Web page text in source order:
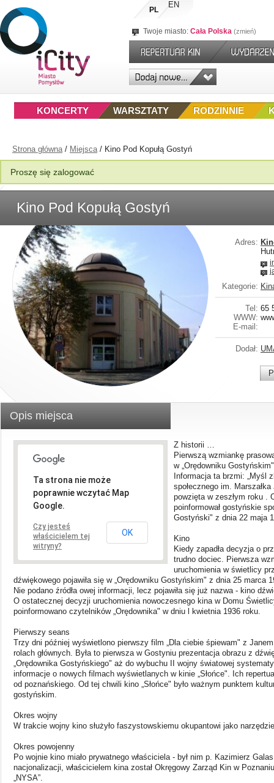
PL
EN
Twoje miasto: Cała Polska zmień
RODZINNIE
WARSZTATY
KONCERTY
Strona główna/ Miejsca/ Kino Pod Kopułą Gostyń
Proszę się zalogować
Kino Pod Kopułą Gostyń
Adres:
Kategorie:
Tel: 65
WWW:
E-mail:
Dodał:
Opis miejsca
Ta strona nie może
poprawnie wczytać Map
Google.
Czy jesteś
właścicielem tej
witryny?
OK
Z historii …
Pierwszą wzmiankę
w „Orędowniku
Informacja ta brzmi: „Myśl
społecznego im.
powzięta w zeszłym roku .
poinformował gostyńskie
Gostyński" z dnia 22 maja
Kino
Kiedy zapadła decyzja o
trudno dociec. Pierwsza
uruchomienia w świetlicy
dźwiękowego pojawiła się w „Orędowniku Gostyńskim" z dnia 25 marca
Nie podano źródła owej informacji, lecz pojawiła się już nazwa - kino
O ostatecznej decyzji uruchomienia nowoczesnego kina w Domu
poinformowano czytelników „Orędownika" w dniu l kwietnia 1936 roku.
Pierwszy seans
Trzy dni później wyświetlono pierwszy film „Dla ciebie śpiewam" z
rolach głównych. Była to pierwsza w Gostyniu prezentacja obrazu z
„Orędownika Gostyńskiego" aż do wybuchu II wojny światowej
informacje o nowych filmach wyświetlanych w kinie „Słońce". Ich
od poznańskiego. Od tej chwili kino „Słońce" było ważnym punktem
gostyńskim.
Okres wojny
W trakcie wojny kino służyło faszystowskiemu okupantowi jako
Okres powojenny
Po wojnie kino miało prywatnego właściciela - był nim p. Kazimierz
nacjonalizacji, właścicielem kina został Okręgowy Zarząd Kin w
„NYSA”.